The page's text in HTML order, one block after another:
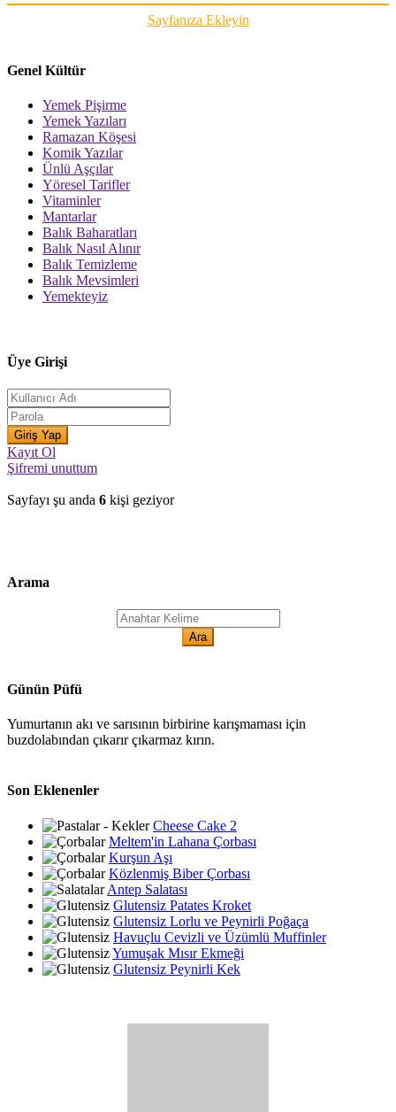
Sayfanıza Ekleyin
Genel Kültür
Yemek Pişirme
Yemek Yazıları
Ramazan Köşesi
Komik Yazılar
Ünlü Aşçılar
Yöresel Tarifler
Vitaminler
Mantarlar
Balık Baharatları
Balık Nasıl Alınır
Balık Temizleme
Balık Mevsimleri
Yemekteyiz
Üye Girişi
Kayıt Ol
Şifremi unuttum
Sayfayı şu anda 6 kişi geziyor
Arama
Günün Püfü
Yumurtanın akı ve sarısının birbirine karışmaması için
buzdolabından çıkarır çıkarmaz kırın.
Son Eklenenler
Cheese Cake 2
Meltem'in Lahana Çorbası
Kurşun Aşı
Közlenmiş Biber Çorbası
Antep Salatası
Glutensiz Patates Kroket
Glutensiz Lorlu ve Peynirli Poğaça
Havuçlu Cevizli ve Üzümlü Muffinler
Yumuşak Mısır Ekmeği
Glutensiz Peynirli Kek